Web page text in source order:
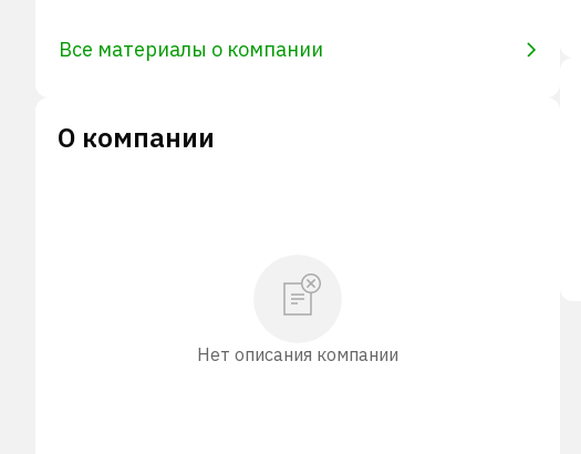
Все материалы о компании
О компании
Нет описания компании